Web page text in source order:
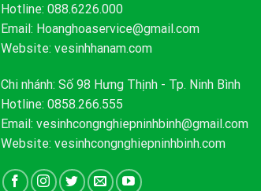
Hotline: 088.6226.000
Email: Hoanghoaservice@gmail.com
Website: vesinhhanam.com
Chi nhánh: Số 98 Hưng Thịnh - Tp. Ninh Bình
Hotline: 0858.266.555
Email: vesinhcongnghiepninhbinh@gmail.com
Website: vesinhcongnghiepninhbinh.com